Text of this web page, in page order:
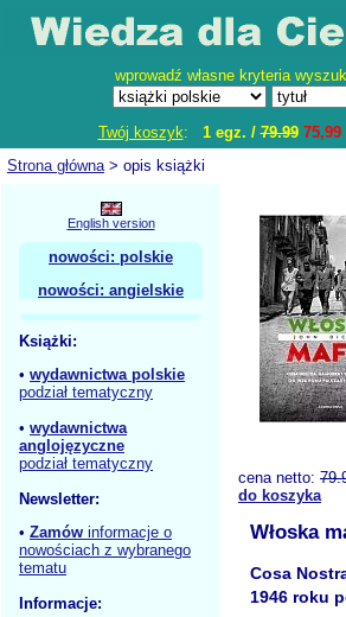
wprowadź własne kryteria
Twój koszyk: 1 egz. /79.99 75,99
Strona główna> opis książki
English version
nowości: polskie
nowości: angielskie
Książki:
• wydawnictwa polskie
podział tematyczny
• wydawnictwa
anglojęzyczne
podział tematyczny
Newsletter:
• Zamów informacje o
nowościach z wybranego
tematu
Informacje:
cena netto:
do koszyka
Włoska
Cosa
1946 roku